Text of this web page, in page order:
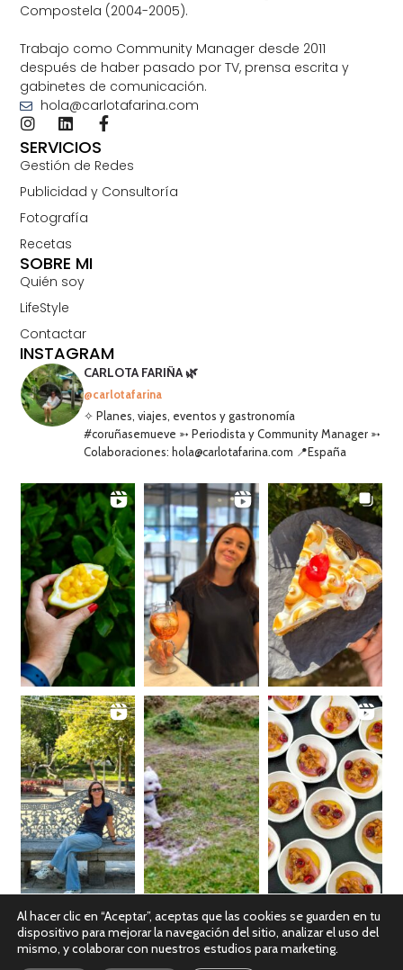
Compostela (2004-2005).
Trabajo como Community Manager desde 2011
después de haber pasado por TV, prensa escrita y
gabinetes de comunicación.
hola@carlotafarina.com
SOBRE MI
Quién soy
LifeStyle
Contactar
SERVICIOS
Gestión de Redes
Publicidad y Consultoría
Fotografía
Recetas
INSTAGRAM
CARLOTA FARIÑA 🌿
@carlotafarina
✧ Planes, viajes, eventos y gastronomía
#coruñasemueve ➳ Periodista y Community Manager ➳
Colaboraciones: hola@carlotafarina.com 📍España
Ver en Instagram
Al hacer clic en “Aceptar”, aceptas que las cookies se guarden en tu
dispositivo para mejorar la navegación del sitio, analizar el uso del
mismo, y colaborar con nuestros estudios para marketing.